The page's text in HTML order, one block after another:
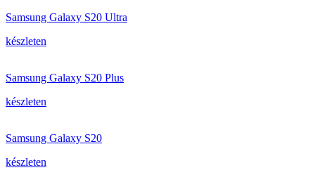
Samsung Galaxy S20 Ultra
készleten
Samsung Galaxy S20 Plus
készleten
Samsung Galaxy S20
készleten